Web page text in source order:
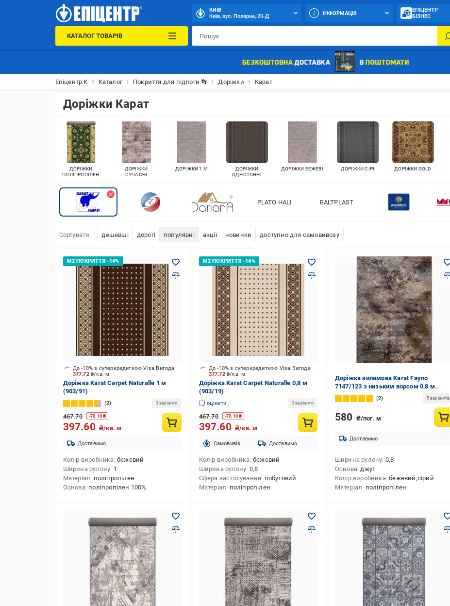
КИЇВ
Київ, вул. Полярна, 20-Д
ІНФОРМАЦІЯ
ЕПІЦЕНТР
БІЗНЕС
КАТАЛОГ ТОВАРІВ
Епіцентр К Каталог Покриття для підлоги 👣 Доріжки Карат
Доріжки Карат
ДОРІЖКИ
ПОЛІПРОПІЛЕН
ДОРІЖКИ
СУЧАСНІ
ДОРІЖКИ 1 М
ДОРІЖКИ
ОДНОТОННІ
ДОРІЖКИ БЕЖЕВІ ДОРІЖКИ СІРІ ДОРІЖКИ GOLD
PLATO HALI BALTPLAST
Сортувати дешевші дорогі популярні акції новинки доступно для самовивозу
377.72 ₴/кв. м
До -10% з суперкредиткою Visa Вигода
Доріжка Karat Carpet Naturalle 1 м
(903/91)
2 3 варіанти
467.70 -70.10₴
397.60 ₴/кв. м
Доставимо
Колір виробника бежевий
Ширина рулону 1
Матеріал поліпропілен
Основа поліпропілен 100%
377.72₴/кв. м
До -10% з суперкредиткою Visa Вигода
Доріжка Karat Carpet Naturalle 0,8 м
(903/19)
оцінити 3 варіанти
467.70 -70.10 ₴
397.60 ₴/кв. м
Cамовивіз Доставимо
Колір виробника бежевий
Ширина рулону 0,8
Сфера застосування побутовий
Матеріал поліпропілен
Доріжка килимова Karat Fayno
7147/123 з низьким ворсом 0,8 м
Сірий/Бежевий (00-00017136)
2 5 варіантів
580 ₴/пог. м
Доставимо
Ширина рулону 0,8
Основа джут
Колір виробника бежевий,сірий
Матеріал поліпропілен